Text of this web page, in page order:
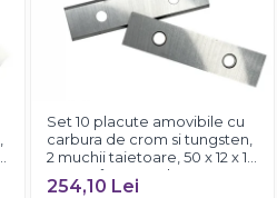
Set 10 placute amovibile cu
carbura de crom si tungsten,
2 muchii taietoare, 50 x 12 x 1.5
mm, 35°, Kannenberg
254,10 Lei